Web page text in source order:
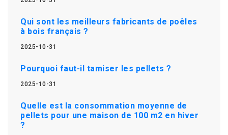
Qui sont les meilleurs fabricants de poêles
à bois français ?
2025-10-31
Pourquoi faut-il tamiser les pellets ?
2025-10-31
Quelle est la consommation moyenne de
pellets pour une maison de 100 m2 en hiver
?